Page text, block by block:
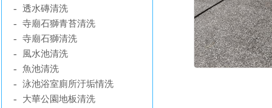
- 透水磚清洗
- 寺廟石獅青苔清洗
- 寺廟石獅清洗
- 風水池清洗
- 魚池清洗
- 泳池浴室廁所汙垢情洗
- 大華公園地板清洗